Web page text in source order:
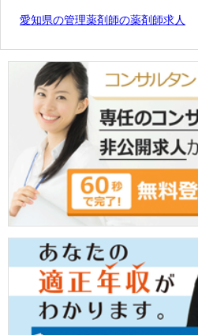
愛知県の管理薬剤師の薬剤師求人